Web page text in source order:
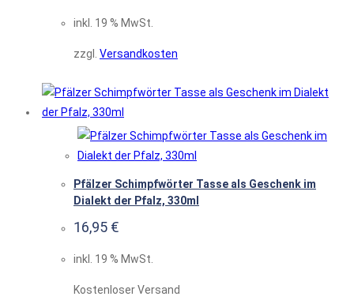
inkl. 19 % MwSt.
zzgl. Versandkosten
Pfälzer Schimpfwörter Tasse als Geschenk im
Dialekt der Pfalz, 330ml
16,95 €
inkl. 19 % MwSt.
Kostenloser Versand